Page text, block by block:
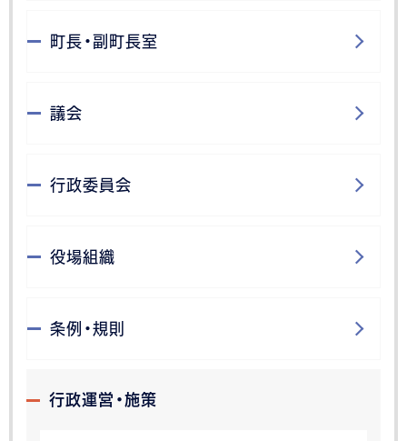
町長・副町長室
議会
行政委員会
役場組織
条例・規則
行政運営・施策